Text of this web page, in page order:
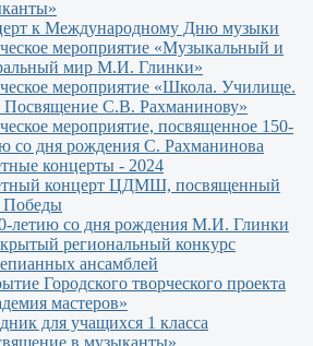
к Международному Дню музыки
мероприятие «Музыкальный и
мир М.И. Глинки»
мероприятие «Школа. Училище.
С.В. Рахманинову»
мероприятие, посвященное 150-
со дня рождения С. Рахманинова
концерты - 2024
концерт ЦДМШ, посвященный
летию со дня рождения М.И. Глинки
региональный конкурс
ансамблей
Городского творческого проекта
мастеров»
для учащихся 1 класса
в музыканты»